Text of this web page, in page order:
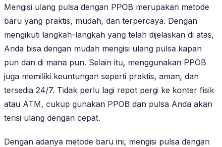
Mengisi ulang pulsa dengan PPOB merupakan metode
baru yang praktis, mudah, dan terpercaya. Dengan
mengikuti langkah-langkah yang telah dijelaskan di atas,
Anda bisa dengan mudah mengisi ulang pulsa kapan
pun dan di mana pun. Selain itu, menggunakan PPOB
juga memiliki keuntungan seperti praktis, aman, dan
tersedia 24/7. Tidak perlu lagi repot pergi ke konter fisik
atau ATM, cukup gunakan PPOB dan pulsa Anda akan
terisi ulang dengan cepat.
Dengan adanya metode baru ini, mengisi pulsa dengan